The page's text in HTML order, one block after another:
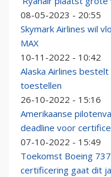
08-05-2023 - 20:55
Skymark Airlines wil
MAX
10-11-2022 - 10:42
Alaska Airlines
toestellen
26-10-2022 - 15:16
Amerikaanse
deadline voor
07-10-2022 - 15:49
Toekomst Boeing
certificering gaat dit